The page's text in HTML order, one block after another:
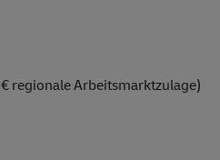
regionale Arbeitsmarktzulage)